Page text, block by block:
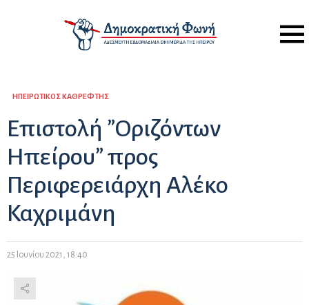
Menu
ΗΠΕΙΡΏΤΙΚΟΣ ΚΑΘΡΈΦΤΗΣ
Επιστολή ”Οριζόντων
Ηπείρου” προς
Περιφερειάρχη Αλέκο
Καχριμάνη
25 Ιουνίου 2021, 18:40